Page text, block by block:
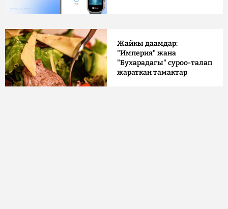
Жайкы даамдар:
"Империя" жана
"Бухарадагы" суроо-талап
жараткан тамактар